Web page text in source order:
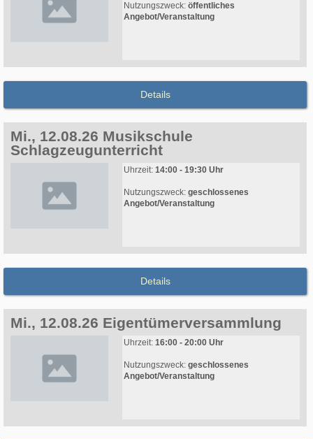
Nutzungszweck: öffentliches
Angebot/Veranstaltung
Details
Mi., 12.08.26 Musikschule
Schlagzeugunterricht
Uhrzeit: 14:00 - 19:30 Uhr
Nutzungszweck: geschlossenes
Angebot/Veranstaltung
Details
Mi., 12.08.26 Eigentümerversammlung
Uhrzeit: 16:00 - 20:00 Uhr
Nutzungszweck: geschlossenes
Angebot/Veranstaltung